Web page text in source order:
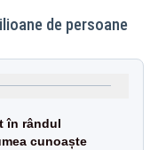
de persoane
în rândul
cunoaște